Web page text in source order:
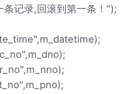
记录,回滚到第一条！");